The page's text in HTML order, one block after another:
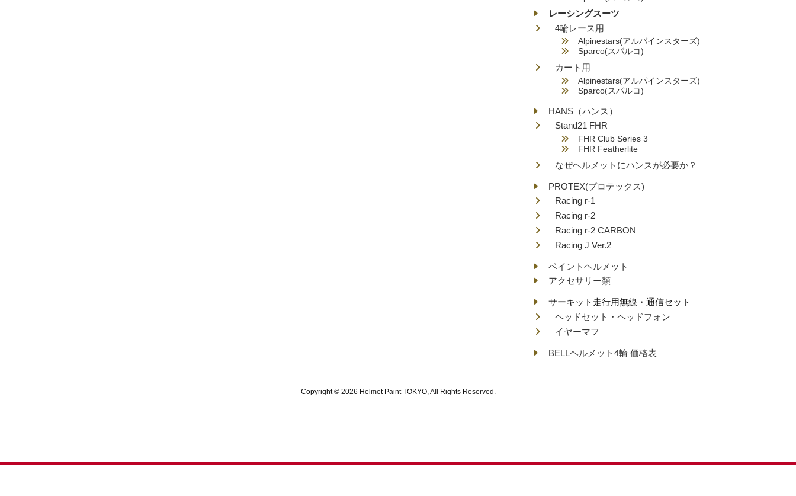
レーシングスーツ
4輪レース用
Alpinestars(アルパインスターズ)
Sparco(スパルコ)
カート用
Alpinestars(アルパインスターズ)
Sparco(スパルコ)
HANS（ハンス）
Stand21 FHR
FHR Club Series 3
FHR Featherlite
なぜヘルメットにハンスが必要か？
PROTEX(プロテックス)
Racing r-1
Racing r-2
Racing r-2 CARBON
Racing J Ver.2
ペイントヘルメット
アクセサリー類
サーキット走行用無線・通信セット
ヘッドセット・ヘッドフォン
イヤーマフ
BELLヘルメット4輪 価格表
Copyright © 2026 Helmet Paint TOKYO, All Rights Reserved.